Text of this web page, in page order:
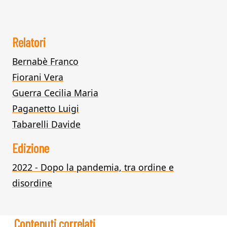
Relatori
Bernabè Franco
Fiorani Vera
Guerra Cecilia Maria
Paganetto Luigi
Tabarelli Davide
Edizione
2022 - Dopo la pandemia, tra ordine e
disordine
Contenuti correlati